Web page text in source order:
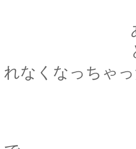
あなたもや
とげとげし
れなくなっちゃっ
「･･････わ